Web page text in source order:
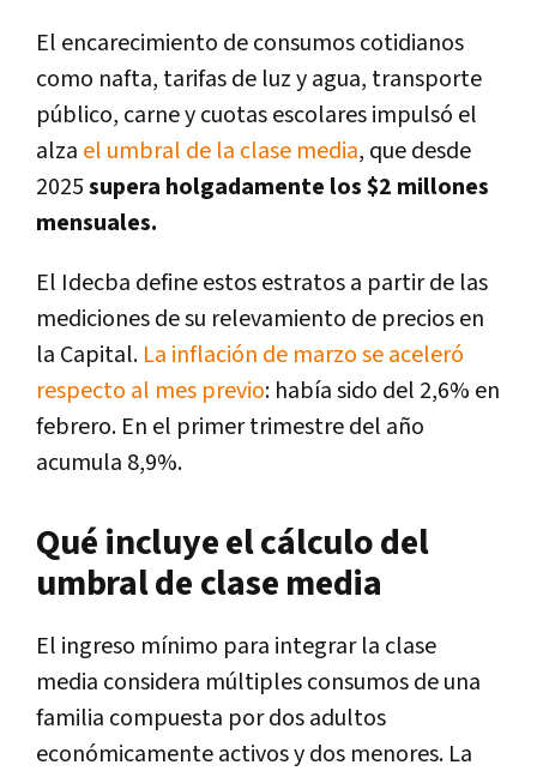
El encarecimiento de consumos cotidianos
como nafta, tarifas de luz y agua, transporte
público, carne y cuotas escolares impulsó el
alza el umbral de la clase media, que desde
2025supera holgadamente los $2 millones
mensuales.
El Idecba define estos estratos a partir de las
mediciones de su relevamiento de precios en
la Capital. La inflación de marzo se aceleró
respecto al mes previo: había sido del 2,6% en
febrero. En el primer trimestre del año
acumula 8,9%.
Qué incluye el cálculo del
umbral de clase media
El ingreso mínimo para integrar la clase
media considera múltiples consumos de una
familia compuesta por dos adultos
económicamente activos y dos menores. La